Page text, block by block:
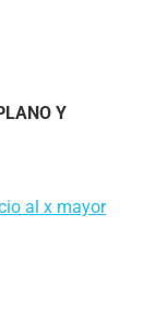
Y
al x mayor